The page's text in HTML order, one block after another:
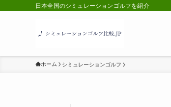
日本全国のシミュレーションゴルフを紹介
ホーム シミュレーションゴルフ